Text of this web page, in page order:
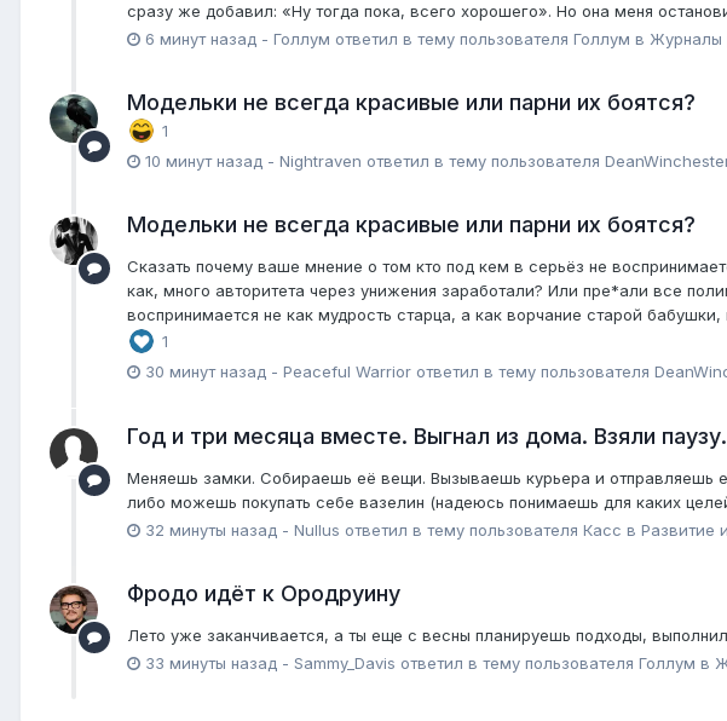
сразу же добавил: «Ну тогда пока, всего хорошего». Но она меня
6 минут назад - Голлум ответил в тему пользователя Голлум в Журналы
Модельки не всегда красивые или парни их боятся?
1
10 минут назад - Nightraven ответил в тему пользователя
Модельки не всегда красивые или парни их боятся?
Сказать почему ваше мнение о том кто под кем в серьёз не
как, много авторитета через унижения заработали? Или пре*али все
воспринимается не как мудрость старца, а как ворчание старой
1
30 минут назад - Peaceful Warrior ответил в тему пользователя
Год и три месяца вместе. Выгнал из дома. Взяли паузу.
Меняешь замки. Собираешь её вещи. Вызываешь курьера и отправляешь
либо можешь покупать себе вазелин (надеюсь понимаешь для каких
32 минуты назад - Nullus ответил в тему пользователя Касс в Pазвитие
Фродо идёт к Ородруину
Лето уже заканчивается, а ты еще с весны планируешь подходы,
33 минуты назад - Sammy_Davis ответил в тему пользователя Голлум в